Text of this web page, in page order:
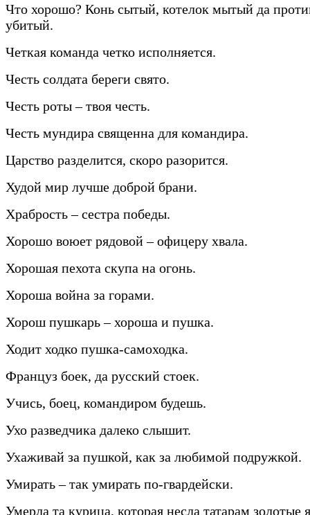
Что хорошо? Конь сытый, котелок мытый да
убитый.
Четкая команда четко исполняется.
Честь солдата береги свято.
Честь роты – твоя честь.
Честь мундира священна для командира.
Царство разделится, скоро разорится.
Худой мир лучше доброй брани.
Храбрость – сестра победы.
Хорошо воюет рядовой – офицеру хвала.
Хорошая пехота скупа на огонь.
Хороша война за горами.
Хорош пушкарь – хороша и пушка.
Ходит ходко пушка-самоходка.
Француз боек, да русский стоек.
Учись, боец, командиром будешь.
Ухо разведчика далеко слышит.
Ухаживай за пушкой, как за любимой подружкой.
Умирать – так умирать по-гвардейски.
Умерла та курица, которая несла татарам золотые